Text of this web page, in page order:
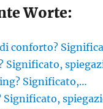
Worte:
conforto?
Significato,
Significato,…
Significato,